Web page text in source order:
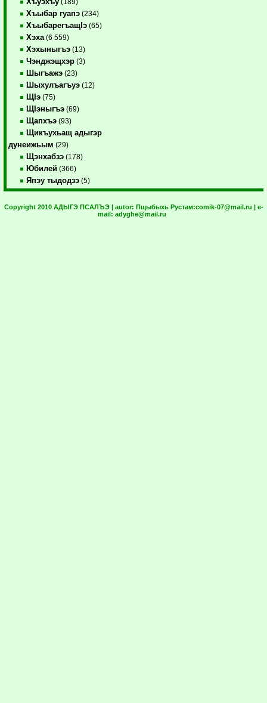
(189)
Хъыбар гуапэ (234)
ХъыбарегъащIэ (65)
Хэха (6 559)
Хэхыныгъэ (13)
Чэнджэщхэр (3)
Шыгъажэ (23)
Шыхулъагъуэ (12)
ЩIэ (75)
ЩIэныгъэ (69)
Щапхъэ (93)
Щикъухьащ адыгэр
дунеижьым (29)
Щэнхабзэ (178)
Юбилей (366)
Япэу тыдодзэ (5)
Copyright 2010 АДЫГЭ ПСАЛЪЭ | autor: Пщыбыхь Рустам:comik-07@mail.ru | e-
mail: adyghe@mail.ru